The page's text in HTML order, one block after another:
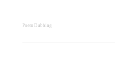
Poem Dubbing